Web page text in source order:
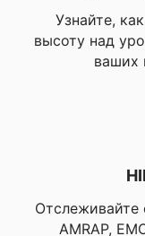
Узнайте,
высоту над
ваших
Отслеживайте
AMRAP,